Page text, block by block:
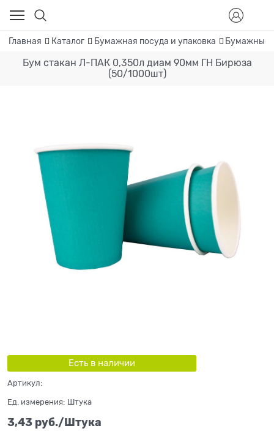
Главная Каталог Бумажная посуда и упаковка Бумажные
Бум стакан Л-ПАК 0,350л диам 90мм ГН Бирюза
(50/1000шт)
Есть в наличии
Артикул:
Ед. измерения: Штука
3,43 руб./Штука